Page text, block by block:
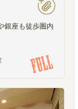
銀座も徒歩圏内